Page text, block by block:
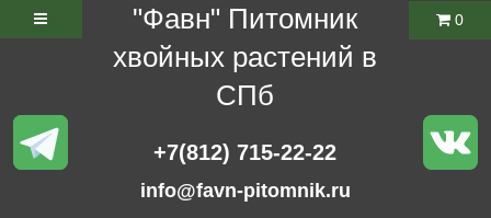
"Фавн" Питомник
хвойных растений в
СПб
+7(812) 715-22-22
info@favn-pitomnik.ru
0